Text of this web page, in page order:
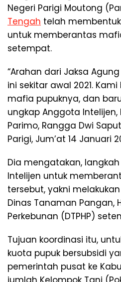
Negeri Parigi Moutong
Tengah telah
untuk memberantas
setempat.
“Arahan dari Jaksa
ini sekitar awal 2021.
mafia pupuknya, dan
ungkap Anggota Intelijen,
Parimo, Rangga Dwi
Parigi, Jum’at 14 Januari
Dia mengatakan,
Intelijen untuk
tersebut, yakni
Dinas Tanaman Pangan,
Perkebunan (DTPHP)
Tujuan koordinasi itu,
kuota pupuk bersubsidi
pemerintah pusat ke